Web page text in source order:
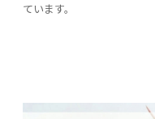
ています。